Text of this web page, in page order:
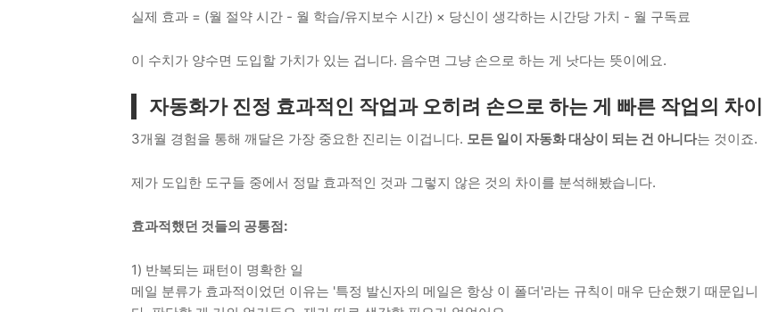
실제 효과 = (월 절약 시간 - 월 학습/유지보수 시간) × 당신이 생각하는 시간당 가치 - 월 구독료
이 수치가 양수면 도입할 가치가 있는 겁니다. 음수면 그냥 손으로 하는 게 낫다는 뜻이에요.
자동화가 진정 효과적인 작업과 오히려 손으로 하는 게 빠른 작업의 차이
3개월 경험을 통해 깨달은 가장 중요한 진리는 이겁니다. 모든 일이 자동화 대상이 되는 건 아니다는 것이죠.
제가 도입한 도구들 중에서 정말 효과적인 것과 그렇지 않은 것의 차이를 분석해봤습니다.
효과적했던 것들의 공통점:
1) 반복되는 패턴이 명확한 일
메일 분류가 효과적이었던 이유는 '특정 발신자의 메일은 항상 이 폴더'라는 규칙이 매우 단순했기 때문입니